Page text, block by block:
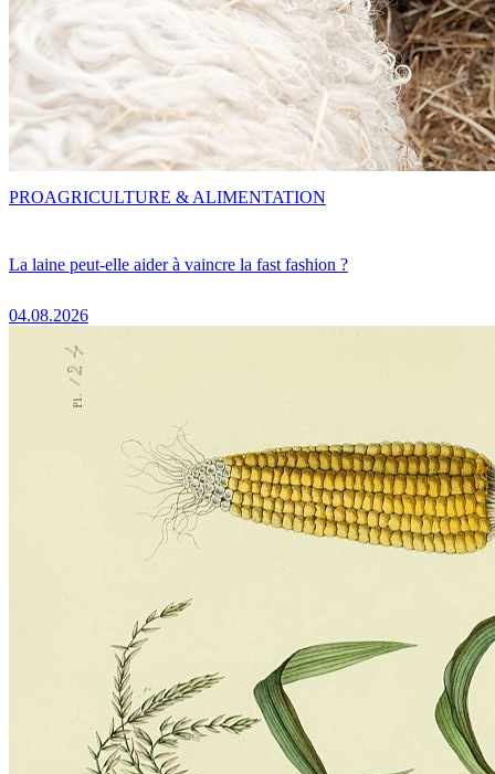
La laine peut-elle aider à vaincre la fast fashion ?
04.08.2026
PROAGRICULTURE & ALIMENTATION